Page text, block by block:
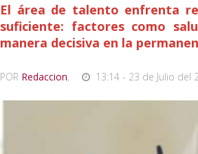
El área de talento enfrenta
suficiente: factores como
manera decisiva en la
POR Redaccion, 13:14 - 23 de Julio del